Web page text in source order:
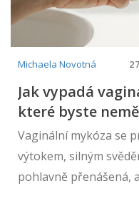
Michaela Novotná
Jak vypadá
které byste
Vaginální mykóza se
výtokem, silným
pohlavně přenášená,